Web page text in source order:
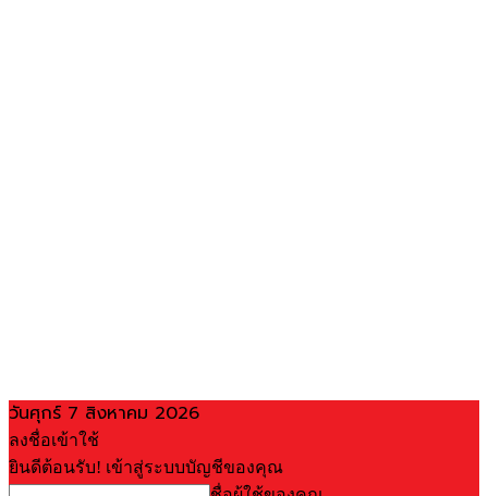
วันศุกร์ 7 สิงหาคม 2026
ลงชื่อเข้าใช้
ยินดีต้อนรับ! เข้าสู่ระบบบัญชีของคุณ